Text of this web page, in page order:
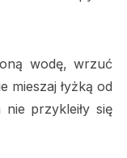
wodę, wrzuć
mieszaj łyżką od
przykleiły się